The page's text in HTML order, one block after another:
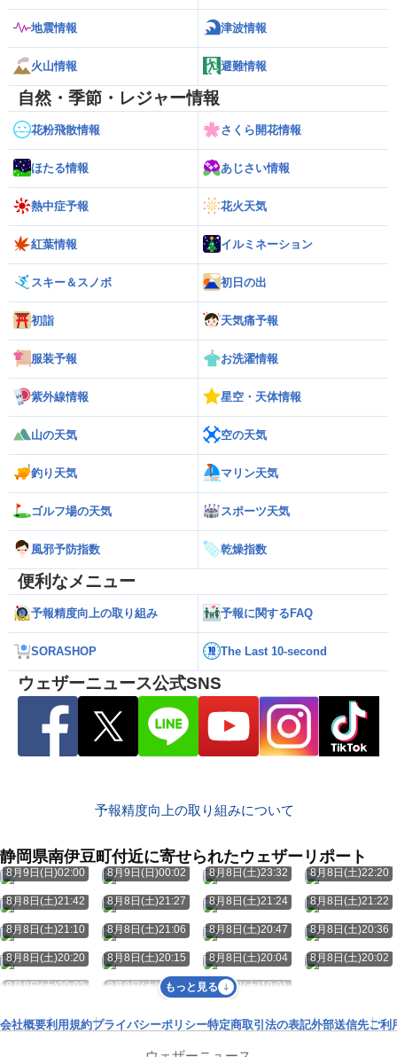
地震情報 津波情報
火山情報 避難情報
自然・季節・レジャー情報
花粉飛散情報 さくら開花情報
ほたる情報 あじさい情報
熱中症予報 花火天気
紅葉情報 イルミネーション
スキー＆スノボ 初日の出
初詣 天気痛予報
服装予報 お洗濯情報
紫外線情報 星空・天体情報
山の天気 空の天気
釣り天気 マリン天気
ゴルフ場の天気 スポーツ天気
風邪予防指数 乾燥指数
便利なメニュー
予報精度向上の取り組み 予報に関するFAQ
SORASHOP The Last 10-second
ウェザーニュース公式SNS
予報精度向上の取り組みについて
静岡県南伊豆町付近に寄せられたウェザーリポート
8月9日(日)02:00 8月9日(日)00:02 8月8日(土)23:32 8月8日(土)22:20
8月8日(土)21:42 8月8日(土)21:27 8月8日(土)21:24 8月8日(土)21:22
8月8日(土)21:10 8月8日(土)21:06 8月8日(土)20:47 8月8日(土)20:36
8月8日(土)20:20 8月8日(土)20:15 8月8日(土)20:04 8月8日(土)20:02
8月8日(土)20:02 8月8日(土)19:24 8月8日(土)10:01
もっと見る
会社概要利用規約プライバシーポリシー特定商取引法の表記外部送信先ご利